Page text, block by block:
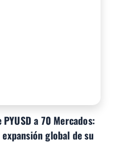
PYUSD a 70 Mercados:
global de su